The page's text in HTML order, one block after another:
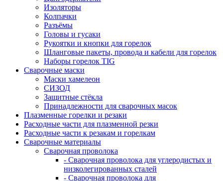
Изоляторы
Колпачки
Разъёмы
Головы и гусаки
Рукоятки и кнопки для горелок
Шланговые пакеты, провода и кабели для горелок
Наборы горелок TIG
Сварочные маски
Маски хамелеон
СИЗОД
Защитные стёкла
Принадлежности для сварочных масок
Плазменные горелки и резаки
Расходные части для плазменной резки
Расходные части к резакам и горелкам
Сварочные материалы
Сварочная проволока
- Сварочная проволока для углеродистых и
низколегированных сталей
- Сварочная проволока для